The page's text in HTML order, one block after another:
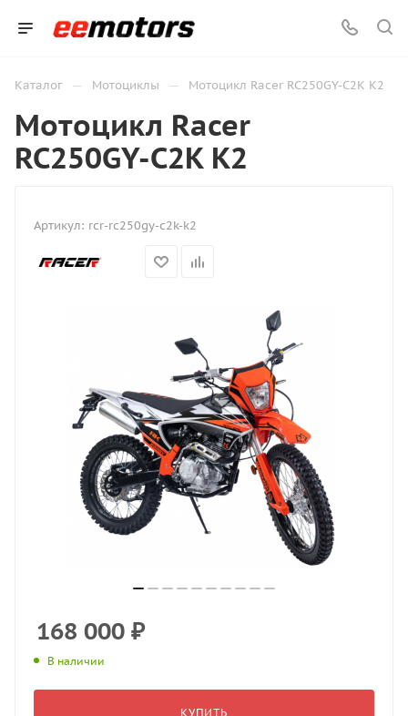
Каталог — Мотоциклы — Мотоцикл Racer RC250GY-C2K K2
Мотоцикл Racer
RC250GY-C2K K2
Артикул: rcr-rc250gy-c2k-k2
168 000 ₽
В наличии
КУПИТЬ